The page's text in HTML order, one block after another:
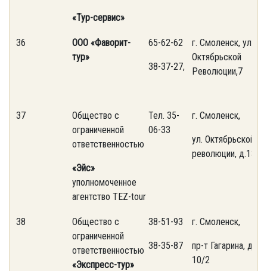
«Тур-сервис»
36 ООО «Фаворит-
тур»
65-62-62
38-37-27,
г. Смоленск, ул.
Октябрьской
Революции,7
37
Общество с
ограниченной
ответственностью
«Эйс»
уполномоченное
агентство TEZ-tour
Тел. 35-
06-33
г. Смоленск,
ул. Октябрьской
революции, д.13
38
Общество с
ограниченной
ответственностью
«Экспресс-тур»
38-51-93
38-35-87
г. Смоленск,
пр-т Гагарина, д.
10/2